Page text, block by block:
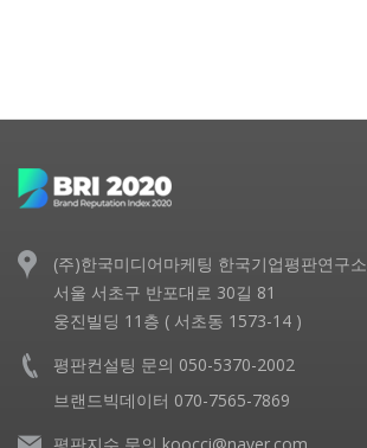
(주)한국미디어마케팅 한국기업평판연구소
서울 서초구 반포대로 30길 81
웅진빌딩 11층 ( 서초동 1573-14 )
평판컨설팅 문의 050-5370-2002
브랜드빅데이터 070-7565-7869